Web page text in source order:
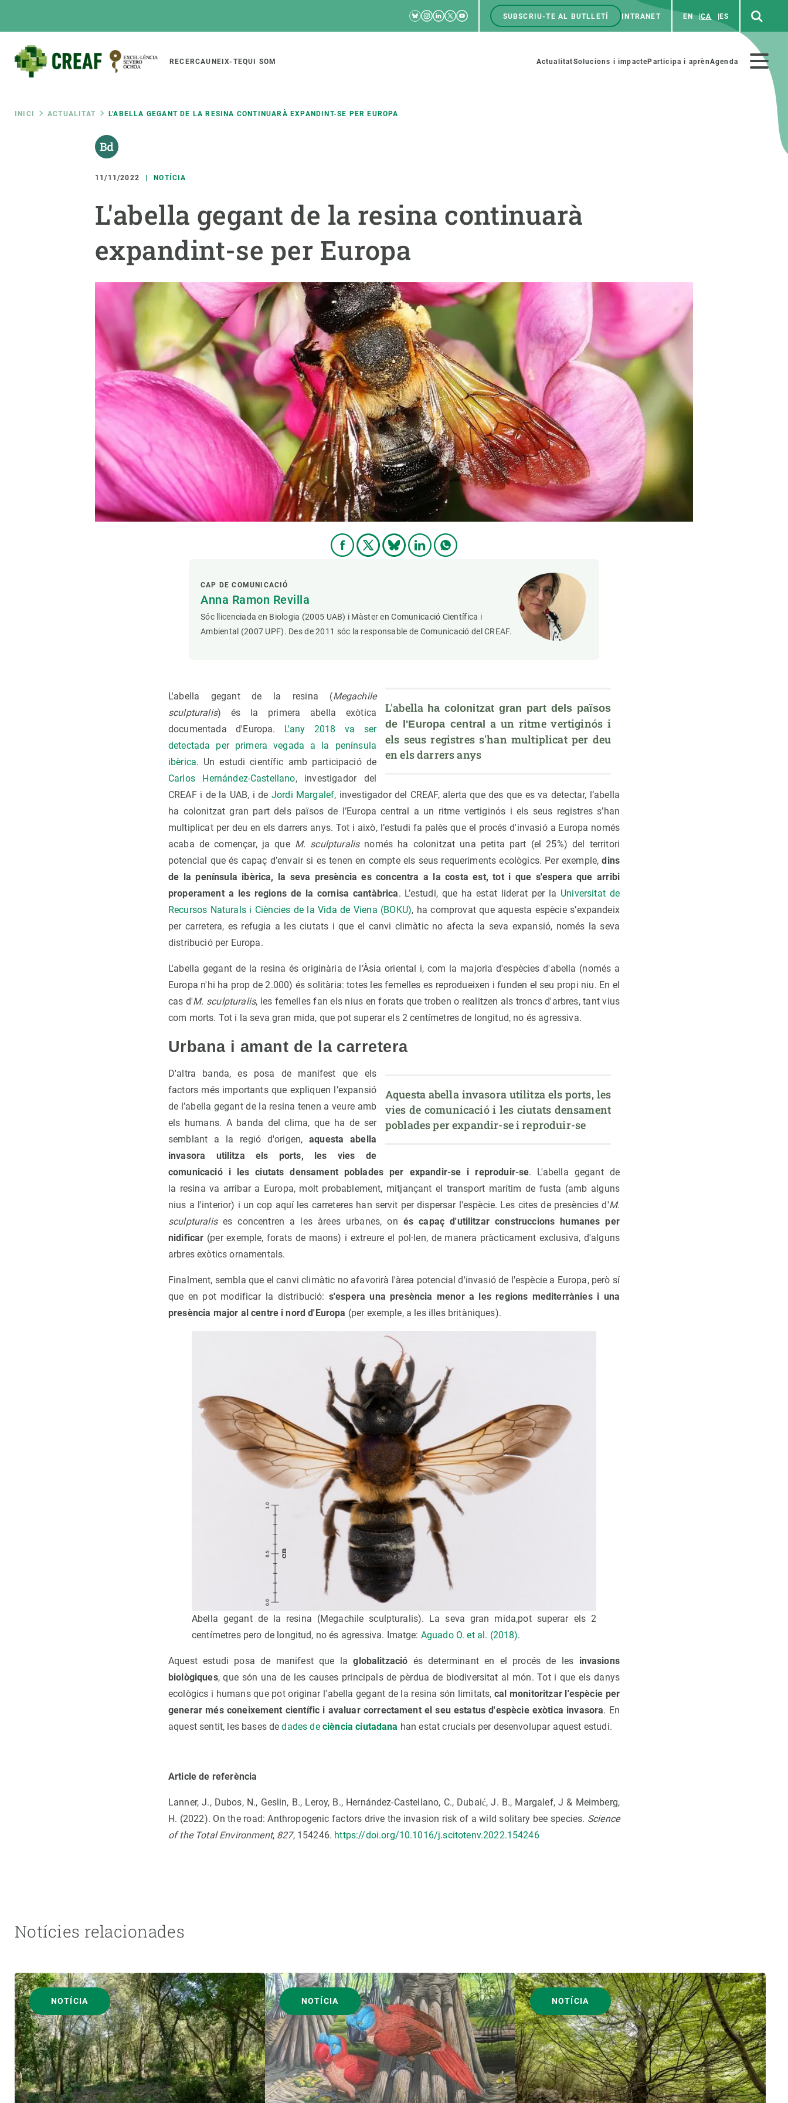
RRSS
Bluesky
Instagram
Linkedin
TwitterYoutube
Menú
SUBSCRIU-TE AL BUTLLETÍ INTRANET EN CA ES
Main
navigation
RECERCAUNEIX-TEQUI SOM
Menú
ActualitatSolucions i impacteParticipa i aprènAgenda
Fil
d'ariadna
INICI ACTUALITAT L'ABELLA GEGANT DE LA RESINA CONTINUARÀ EXPANDINT-SE PER EUROPA
11/11/2022 NOTÍCIA
L'abella gegant de la resina continuarà
expandint-se per Europa
CAP DE COMUNICACIÓ
Anna Ramon Revilla
Sóc llicenciada en Biologia (2005 UAB) i Màster en Comunicació Científica i
Ambiental (2007 UPF). Des de 2011 sóc la responsable de Comunicació del CREAF.
L'abella ha colonitzat gran part dels països
de l'Europa central a un ritme vertiginós i
els seus registres s'han multiplicat per deu
en els darrers anys
L'abella gegant de la resina (Megachile
sculpturalis) és la primera abella exòtica
documentada d'Europa. L'any 2018 va ser
detectada per primera vegada a la península
ibèrica. Un estudi científic amb participació de
Carlos Hernández-Castellano, investigador del
CREAF i de la UAB, i de Jordi Margalef, investigador del CREAF, alerta que des que es va detectar, l’abella
ha colonitzat gran part dels països de l’Europa central a un ritme vertiginós i els seus registres s’han
multiplicat per deu en els darrers anys. Tot i això, l’estudi fa palès que el procés d'invasió a Europa només
acaba de començar, ja que M. sculpturalisnomés ha colonitzat una petita part (el 25%) del territori
potencial que és capaç d’envair si es tenen en compte els seus requeriments ecològics. Per exemple,dins
de la península ibèrica, la seva presència es concentra a la costa est, tot i que s'espera que arribi
properament a les regions de la cornisa cantàbrica. L’estudi, que ha estat liderat per la Universitat de
Recursos Naturals i Ciències de la Vida de Viena (BOKU), ha comprovat que aquesta espècie s’expandeix
per carretera, es refugia a les ciutats i que el canvi climàtic no afecta la seva expansió, només la seva
distribució per Europa.
L'abella gegant de la resina és originària de l’Àsia oriental i, com la majoria d'espècies d'abella (només a
Europa n'hi ha prop de 2.000) és solitària: totes les femelles es reprodueixen i funden el seu propi niu. En el
cas d'M. sculpturalis, les femelles fan els nius en forats que troben o realitzen als troncs d'arbres, tant vius
com morts. Tot i la seva gran mida, que pot superar els 2 centímetres de longitud, no és agressiva.
Urbana i amant de la carretera
Aquesta abella invasora utilitza els ports, les
vies de comunicació i les ciutats densament
poblades per expandir-se i reproduir-se
D'altra banda, es posa de manifest que els
factors més importants que expliquen l’expansió
de l’abella gegant de la resina tenen a veure amb
els humans. A banda del clima, que ha de ser
semblant a la regió d'origen,aquesta abella
invasora utilitza els ports, les vies de
comunicació i les ciutats densament poblades per expandir-se i reproduir-se. L'abella gegant de
la resina va arribar a Europa, molt probablement, mitjançant el transport marítim de fusta (amb alguns
nius a l'interior) i un cop aquí les carreteres han servit per dispersar l'espècie. Les cites de presències d'M.
sculpturalises concentren a les àrees urbanes, on és capaç d'utilitzar construccions humanes per
nidificar (per exemple, forats de maons) i extreure el pol·len, de manera pràcticament exclusiva, d'alguns
arbres exòtics ornamentals.
Finalment, sembla que el canvi climàtic no afavorirà l'àrea potencial d'invasió de l'espècie a Europa, però sí
que en pot modificar la distribució: s'espera una presència menor a les regions mediterrànies i una
presència major al centre i nord d'Europa (per exemple, a les illes britàniques).
Abella gegant de la resina (Megachile sculpturalis). La seva gran mida,pot superar els 2
centímetres pero de longitud, no és agressiva. Imatge: Aguado O. et al. (2018).
Aquest estudi posa de manifest que laglobalització és determinant en el procés de les invasions
biològiques, que són una de les causes principals de pèrdua de biodiversitat al món. Tot i que els danys
ecològics i humans que pot originar l'abella gegant de la resina són limitats, cal monitoritzar l'espècie per
generar més coneixement científic i avaluar correctament el seu estatus d'espècie exòtica invasora. En
aquest sentit, les bases dedades de ciència ciutadana han estat crucials per desenvolupar aquest estudi.
Article de referència
Lanner, J., Dubos, N., Geslin, B., Leroy, B., Hernández-Castellano, C., Dubaić, J. B., Margalef, J & Meimberg,
H. (2022). On the road: Anthropogenic factors drive the invasion risk of a wild solitary bee species. Science
of the Total Environment, 827, 154246. https://doi.org/10.1016/j.scitotenv.2022.154246
Notícies relacionades
NOTÍCIA NOTÍCIA NOTÍCIA
Featured
responsive
Responsive
menu
SOBRE NOSALTRES
Organització institucional
Infraestructures
Equitat, Diversitat i Inclusió (EDI)
Ciència oberta i gestió del coneixement
Biodiversitat
Canvi global
Funcionament dels ecosistemes
Observació de la terra
Temes transversals
Publicacions
Synthesis Actions
Solucions
Política i gestió
Oportunitats acadèmiques
Demana la teva beca ERC
Vine de visitant o sabàtic
Segell de bones pràctiques HRS4R
Un lloc on créixer
Desenvolupament de carrera
Seminaris i activitats internes
T’oferim formació
Fes ciència amb nosaltres
Canvi global
Funcionament dels ecosistemes
Observació de la terra